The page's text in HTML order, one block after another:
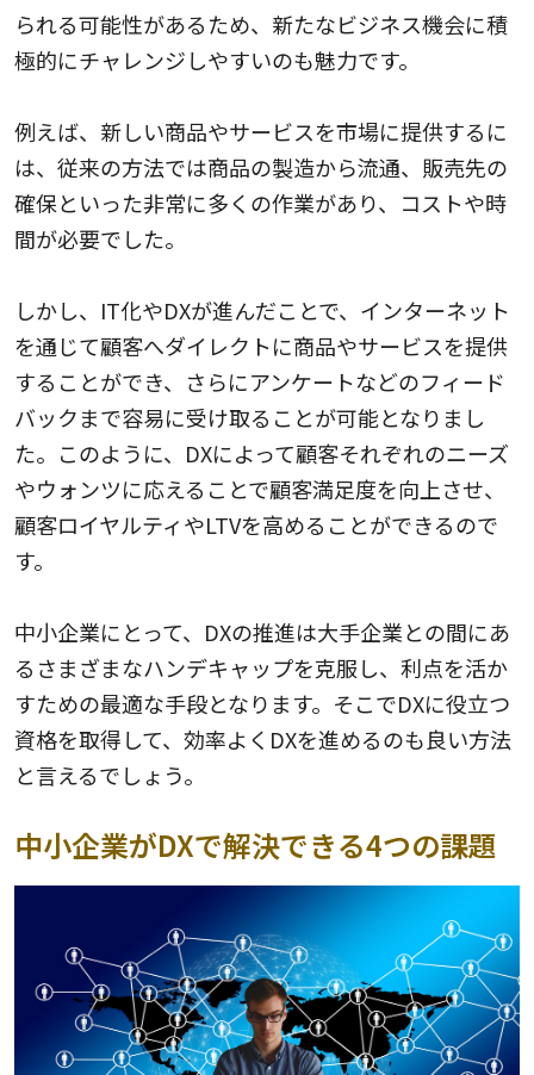
られる可能性があるため、新たなビジネス機会に積
極的にチャレンジしやすいのも魅力です。
例えば、新しい商品やサービスを市場に提供するに
は、従来の方法では商品の製造から流通、販売先の
確保といった非常に多くの作業があり、コストや時
間が必要でした。
しかし、IT化やDXが進んだことで、インターネット
を通じて顧客へダイレクトに商品やサービスを提供
することができ、さらにアンケートなどのフィード
バックまで容易に受け取ることが可能となりまし
た。このように、DXによって顧客それぞれのニーズ
やウォンツに応えることで顧客満足度を向上させ、
顧客ロイヤルティやLTVを高めることができるので
す。
中小企業にとって、DXの推進は大手企業との間にあ
るさまざまなハンデキャップを克服し、利点を活か
すための最適な手段となります。そこでDXに役立つ
資格を取得して、効率よくDXを進めるのも良い方法
と言えるでしょう。
中小企業がDXで解決できる4つの課題